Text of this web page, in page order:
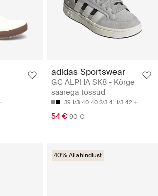
adidas Sportswear
GC ALPHA SK8 - Kõrge
säärega tossud
39 1/3 40 40 2/3 41 1/3 42
54 € 90 €
40% Allahindlust